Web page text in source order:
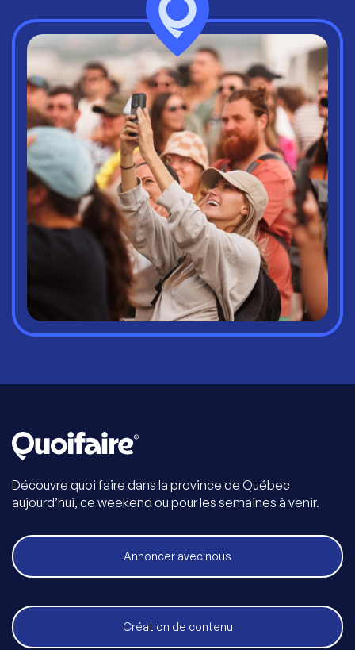
Découvre quoi faire dans la province de Québec
aujourd’hui, ce weekend ou pour les semaines à venir.
Annoncer avec nous
Création de contenu